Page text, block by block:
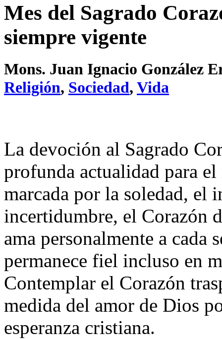
Mes del Sagrado
siempre vigente
Mons. Juan Ignacio González
Religión, Sociedad, Vida
La devoción al Sagrado
profunda actualidad para
marcada por la soledad,
incertidumbre, el Corazón
ama personalmente a cada
permanece fiel incluso en
Contemplar el Corazón
medida del amor de Dios
esperanza cristiana.